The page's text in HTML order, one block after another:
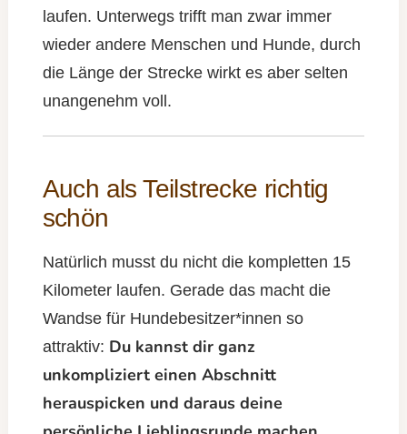
laufen. Unterwegs trifft man zwar immer
wieder andere Menschen und Hunde, durch
die Länge der Strecke wirkt es aber selten
unangenehm voll.
Auch als Teilstrecke richtig
schön
Natürlich musst du nicht die kompletten 15
Kilometer laufen. Gerade das macht die
Wandse für Hundebesitzer*innen so
attraktiv: Du kannst dir ganz
unkompliziert einen Abschnitt
herauspicken und daraus deine